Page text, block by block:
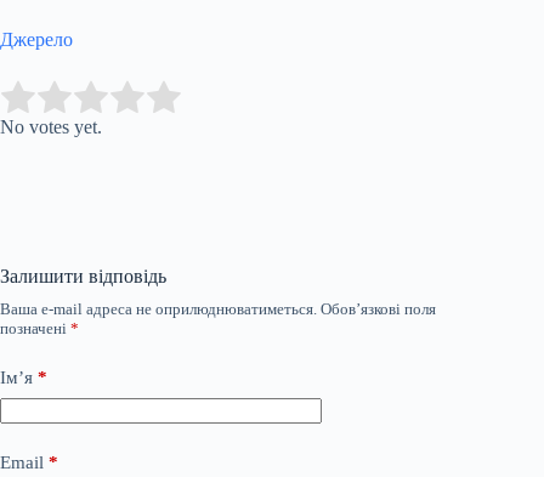
Джерело
Rate this item:
No votes yet.
Залишити відповідь
Ваша e-mail адреса не оприлюднюватиметься. Обов’язкові поля
позначені *
Ім’я *
Email *